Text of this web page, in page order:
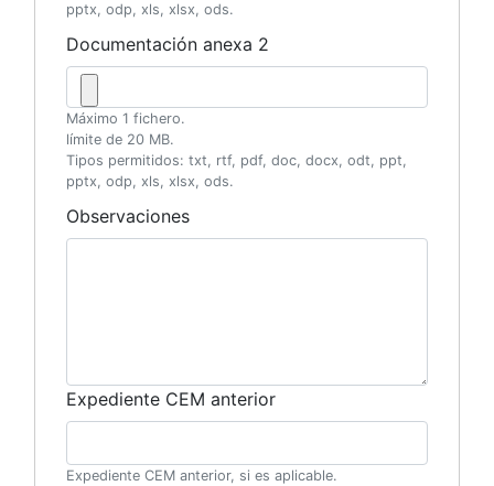
pptx, odp, xls, xlsx, ods.
Documentación anexa 2
Máximo 1 fichero.
límite de 20 MB.
Tipos permitidos: txt, rtf, pdf, doc, docx, odt, ppt,
pptx, odp, xls, xlsx, ods.
Observaciones
Expediente CEM anterior
Expediente CEM anterior, si es aplicable.